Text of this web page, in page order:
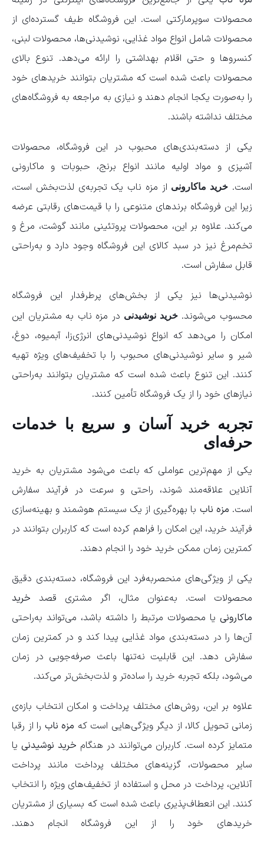
محصولات سوپرمارکتی است. این فروشگاه طیف گسترده‌ای از
محصولات شامل انواع مواد غذایی، نوشیدنی‌ها، محصولات لبنی،
کنسروها و حتی اقلام بهداشتی را ارائه می‌دهد. تنوع بالای
محصولات باعث شده است که مشتریان بتوانند خریدهای خود
را به‌صورت یکجا انجام دهند و نیازی به مراجعه به فروشگاه‌های
مختلف نداشته باشند.
یکی از دسته‌بندی‌های محبوب در این فروشگاه، محصولات
آشپزی و مواد اولیه مانند انواع برنج، حبوبات و ماکارونی
است. خرید ماکارونی از مزه ناب یک تجربه‌ی لذت‌بخش است،
زیرا این فروشگاه برندهای متنوعی را با قیمت‌های رقابتی عرضه
می‌کند. علاوه بر این، محصولات پروتئینی مانند گوشت، مرغ و
تخم‌مرغ نیز در سبد کالای این فروشگاه وجود دارد و به‌راحتی
قابل سفارش است.
نوشیدنی‌ها نیز یکی از بخش‌های پرطرفدار این فروشگاه
محسوب می‌شوند.خرید نوشیدنی در مزه ناب به مشتریان این
امکان را می‌دهد که انواع نوشیدنی‌های انرژی‌زا، آبمیوه، دوغ،
شیر و سایر نوشیدنی‌های محبوب را با تخفیف‌های ویژه تهیه
کنند. این تنوع باعث شده است که مشتریان بتوانند به‌راحتی
نیازهای خود را از یک فروشگاه تأمین کنند.
تجربه خرید آسان و سریع با خدمات
حرفه‌ای
یکی از مهم‌ترین عواملی که باعث می‌شود مشتریان به خرید
آنلاین علاقه‌مند شوند، راحتی و سرعت در فرآیند سفارش
است. مزه ناب با بهره‌گیری از یک سیستم هوشمند و بهینه‌سازی
فرآیند خرید، این امکان را فراهم کرده است که کاربران بتوانند در
کمترین زمان ممکن خرید خود را انجام دهند.
یکی از ویژگی‌های منحصربه‌فرد این فروشگاه، دسته‌بندی دقیق
محصولات است. به‌عنوان مثال، اگر مشتری قصد خرید
ماکارونی یا محصولات مرتبط را داشته باشد، می‌تواند به‌راحتی
آن‌ها را در دسته‌بندی مواد غذایی پیدا کند و در کمترین زمان
سفارش دهد. این قابلیت نه‌تنها باعث صرفه‌جویی در زمان
می‌شود، بلکه تجربه خرید را ساده‌تر و لذت‌بخش‌تر می‌کند.
علاوه بر این، روش‌های مختلف پرداخت و امکان انتخاب بازه‌ی
زمانی تحویل کالا، از دیگر ویژگی‌هایی است که مزه ناب را از رقبا
متمایز کرده است. کاربران می‌توانند در هنگام خرید نوشیدنی یا
سایر محصولات، گزینه‌های مختلف پرداخت مانند پرداخت
آنلاین، پرداخت در محل و استفاده از تخفیف‌های ویژه را انتخاب
کنند. این انعطاف‌پذیری باعث شده است که بسیاری از مشتریان
خریدهای خود را از این فروشگاه انجام دهند.